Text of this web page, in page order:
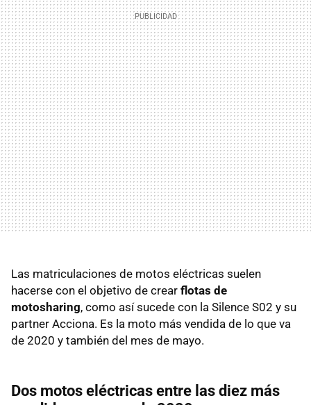
Las matriculaciones de motos eléctricas suelen
hacerse con el objetivo de crear flotas de
motosharing, como así sucede con la Silence S02 y su
partner Acciona. Es la moto más vendida de lo que va
de 2020 y también del mes de mayo.
Dos motos eléctricas entre las diez más